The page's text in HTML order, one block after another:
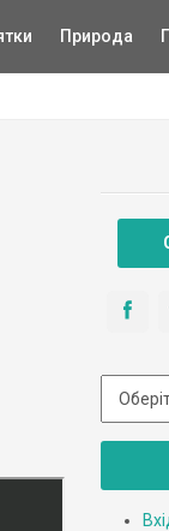
Природа